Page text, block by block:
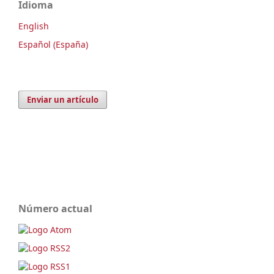
Idioma
English
Español (España)
Enviar un artículo
Número actual